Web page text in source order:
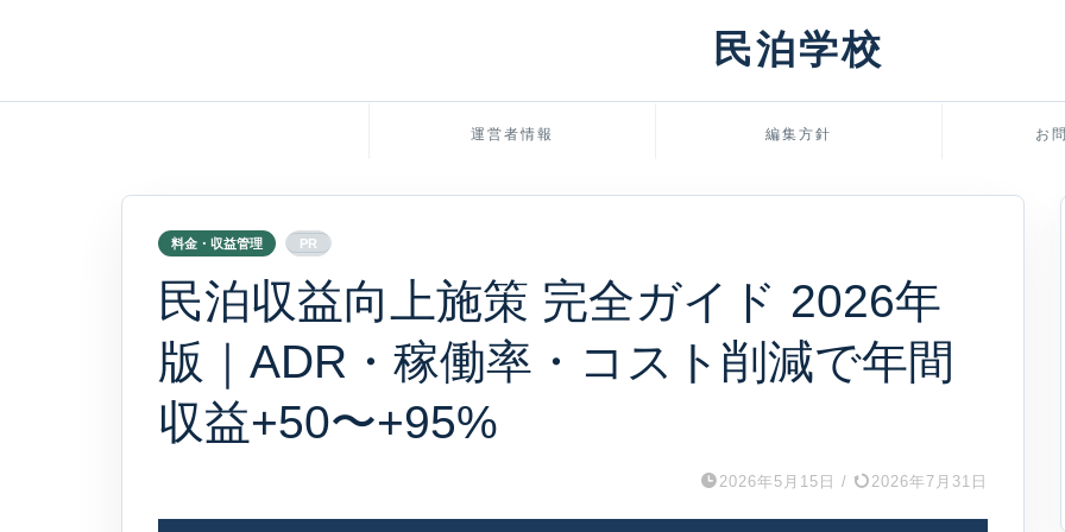
民泊学校
運営者情報 編集方針 お
料金・収益管理 PR
民泊収益向上施策 完全ガイド 2026年
版｜ADR・稼働率・コスト削減で年間
収益+50〜+95%
2026年5月15日 / 2026年7月31日